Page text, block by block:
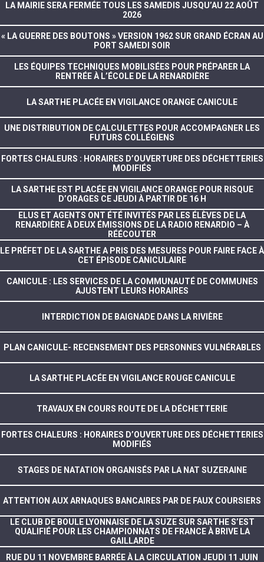
LA MAIRIE SERA FERMÉE TOUS LES SAMEDIS JUSQU’AU 22 AOÛT
2026
« LA GUERRE DES BOUTONS » VERSION 1962 SUR GRAND ÉCRAN AU
PORT SAMEDI SOIR
LES ÉQUIPES TECHNIQUES MOBILISÉES POUR PRÉPARER LA
RENTRÉE À L’ÉCOLE DE LA RENARDIÈRE
LA SARTHE PLACÉE EN VIGILANCE ORANGE CANICULE
UNE DISTRIBUTION DE CALCULETTES POUR ACCOMPAGNER LES
FUTURS COLLÉGIENS
FORTES CHALEURS : HORAIRES D’OUVERTURE DES DÉCHETTERIES
MODIFIÉS
LA SARTHE EST PLACÉE EN VIGILANCE ORANGE POUR RISQUE
D’ORAGES CE JEUDI À PARTIR DE 16 H
ELUS ET AGENTS ONT ÉTÉ INVITÉS PAR LES ÉLÈVES DE LA
RENARDIÈRE À DEUX ÉMISSIONS DE LA RADIO RENARDIO – À
RÉÉCOUTER
LE PRÉFET DE LA SARTHE A PRIS DES MESURES POUR FAIRE FACE À
CET ÉPISODE CANICULAIRE
CANICULE : LES SERVICES DE LA COMMUNAUTÉ DE COMMUNES
AJUSTENT LEURS HORAIRES
INTERDICTION DE BAIGNADE DANS LA RIVIÈRE
PLAN CANICULE- RECENSEMENT DES PERSONNES VULNÉRABLES
LA SARTHE PLACÉE EN VIGILANCE ROUGE CANICULE
TRAVAUX EN COURS ROUTE DE LA DÉCHETTERIE
FORTES CHALEURS : HORAIRES D’OUVERTURE DES DÉCHETTERIES
MODIFIÉS
STAGES DE NATATION ORGANISÉS PAR LA NAT SUZERAINE
ATTENTION AUX ARNAQUES BANCAIRES PAR DE FAUX COURSIERS
LE CLUB DE BOULE LYONNAISE DE LA SUZE SUR SARTHE S’EST
QUALIFIÉ POUR LES CHAMPIONNATS DE FRANCE À BRIVE LA
GAILLARDE
RUE DU 11 NOVEMBRE BARRÉE À LA CIRCULATION JEUDI 11 JUIN